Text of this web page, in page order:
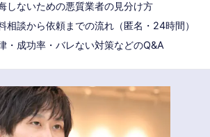
しないための悪質業者の見分け方
相談から依頼までの流れ（匿名・24時間）
・成功率・バレない対策などのQ&A